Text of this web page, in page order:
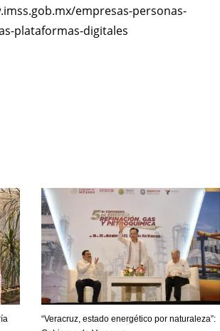
empresas-personas-
plataformas-digitales
“Veracruz, estado energético por naturaleza”: